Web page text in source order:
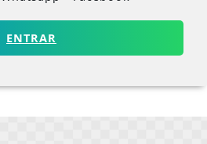
ENTRAR